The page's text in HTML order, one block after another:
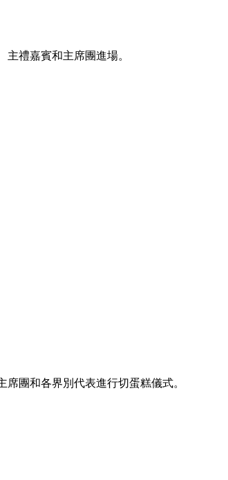
主禮嘉賓和主席團進場。
席團和各界別代表進行切蛋糕儀式。